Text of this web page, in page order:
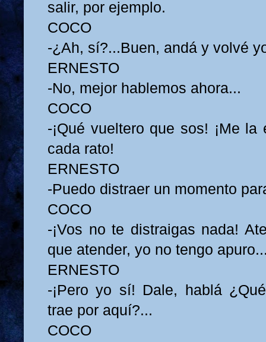
salir, por ejemplo.
COCO
-¿Ah, sí?...Buen, andá y volvé
ERNESTO
-No, mejor hablemos ahora...
COCO
-¡Qué vueltero que sos! ¡Me
cada rato!
ERNESTO
-Puedo distraer un momento
COCO
-¡Vos no te distraigas nada!
que atender, yo no tengo
ERNESTO
-¡Pero yo sí! Dale, hablá
trae por aquí?...
COCO